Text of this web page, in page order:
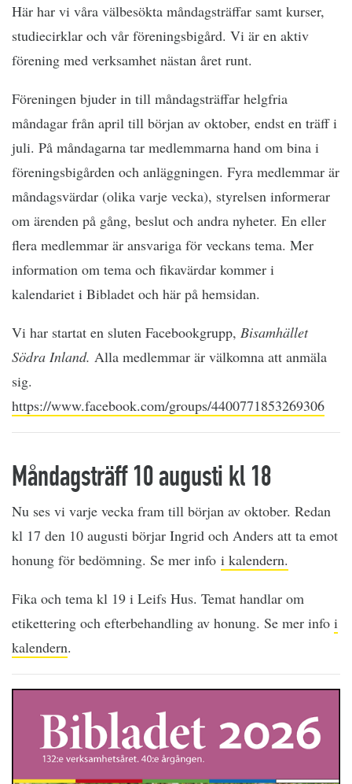
Här har vi våra välbesökta måndagsträffar samt kurser,
studiecirklar och vår föreningsbigård. Vi är en aktiv
förening med verksamhet nästan året runt.
Föreningen bjuder in till måndagsträffar helgfria
måndagar från april till början av oktober, endst en träff i
juli. På måndagarna tar medlemmarna hand om bina i
föreningsbigården och anläggningen. Fyra medlemmar är
måndagsvärdar (olika varje vecka), styrelsen informerar
om ärenden på gång, beslut och andra nyheter. En eller
flera medlemmar är ansvariga för veckans tema. Mer
information om tema och fikavärdar kommer i
kalendariet i Bibladet och här på hemsidan.
Vi har startat en sluten Facebookgrupp, Bisamhället
Södra Inland. Alla medlemmar är välkomna att anmäla
sig.
https://www.facebook.com/groups/4400771853269306
Måndagsträff 10 augusti kl 18
Nu ses vi varje vecka fram till början av oktober. Redan
kl 17 den 10 augusti börjar Ingrid och Anders att ta emot
honung för bedömning. Se mer info i kalendern.
Fika och tema kl 19 i Leifs Hus. Temat handlar om
etikettering och efterbehandling av honung. Se mer info i
kalendern.